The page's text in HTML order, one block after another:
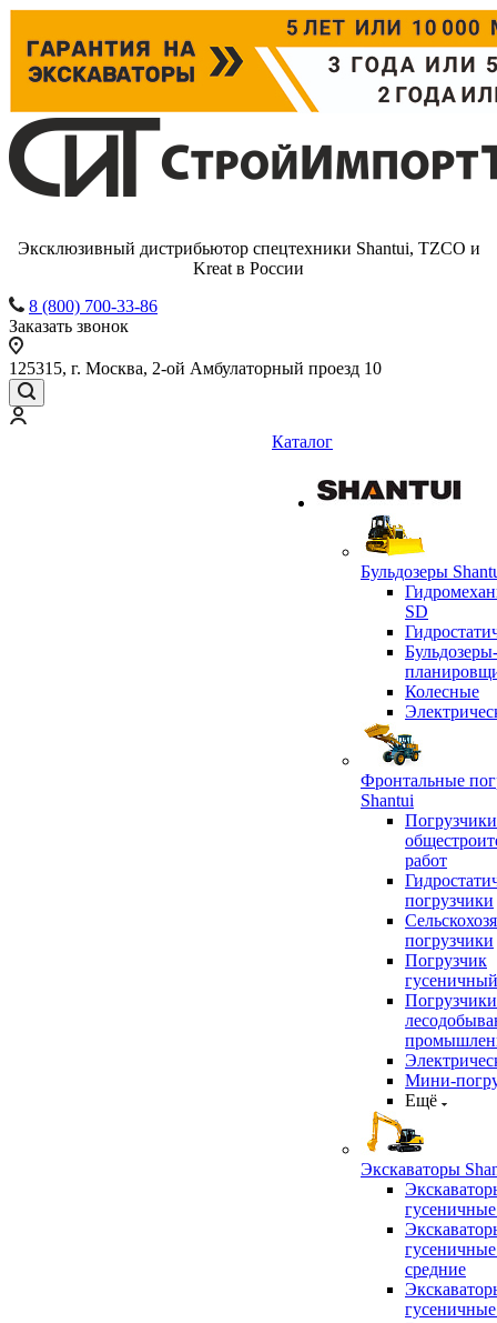
Эксклюзивный дистрибьютор спецтехники Shantui, TZCO и
Kreat в России
8 (800) 700-33-86
Заказать звонок
125315, г. Москва, 2-ой Амбулаторный проезд 10
Каталог
Бульдозеры
SD
Бульдозеры-
Колесные
Фронтальные
Shantui
работ
погрузчики
погрузчики
Погрузчик
гусеничный
Мини-
Ещё
Экскаваторы
средние